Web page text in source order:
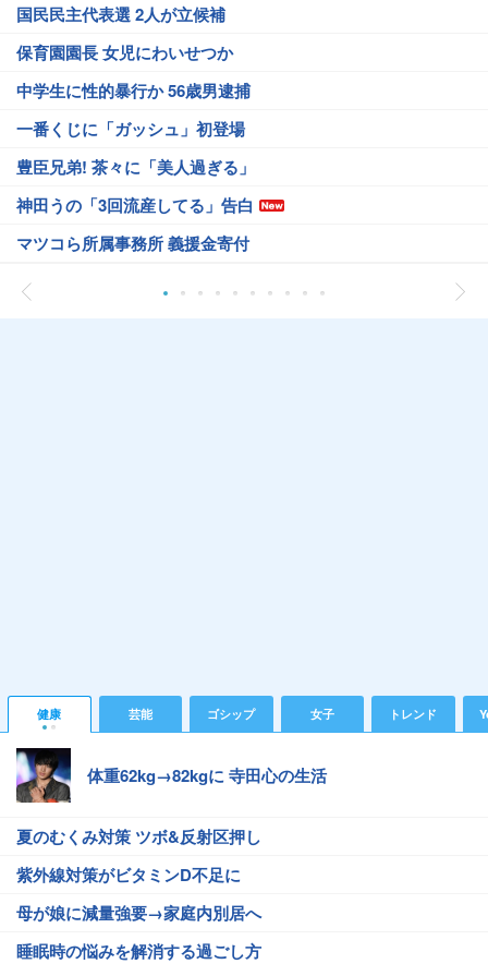
国民民主代表選 2人が立候補
保育園園長 女児にわいせつか
中学生に性的暴行か 56歳男逮捕
一番くじに「ガッシュ」初登場
豊臣兄弟! 茶々に「美人過ぎる」
神田うの「3回流産してる」告白
マツコら所属事務所 義援金寄付
健康 芸能 ゴシップ 女子 トレンド
体重62kg→82kgに 寺田心の生活
夏のむくみ対策 ツボ&反射区押し
紫外線対策がビタミンD不足に
母が娘に減量強要→家庭内別居へ
睡眠時の悩みを解消する過ごし方